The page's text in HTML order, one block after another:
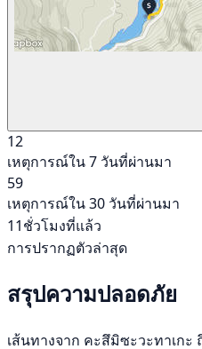
12
เหตุการณ์ใน 7 วันที่ผ่านมา
59
เหตุการณ์ใน 30 วันที่ผ่านมา
11ชั่วโมงที่แล้ว
การปรากฏตัวล่าสุด
สรุปความปลอดภัย
เส้นทางจาก คะสึมิซะวะทาเกะ